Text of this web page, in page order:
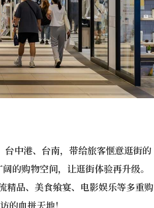
中港、台南，带给旅客惬意逛街的
的购物空间，让逛街体验再升级。
精品、美食飨宴、电影娱乐等多重购
的血拼天地！